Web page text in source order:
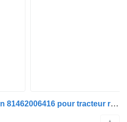
MAN boîtier de direction 81462006416 pour tracteur routier MAN TGA